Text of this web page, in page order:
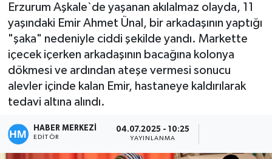
Erzurum Aşkale`de yaşanan akılalmaz olayda, 11
yaşındaki Emir Ahmet Ünal, bir arkadaşının yaptığı
"şaka" nedeniyle ciddi şekilde yandı. Markette
içecek içerken arkadaşının bacağına kolonya
dökmesi ve ardından ateşe vermesi sonucu
alevler içinde kalan Emir, hastaneye kaldırılarak
tedavi altına alındı.
HABER MERKEZİ
EDITÖR
04.07.2025 - 10:25
YAYINLANMA